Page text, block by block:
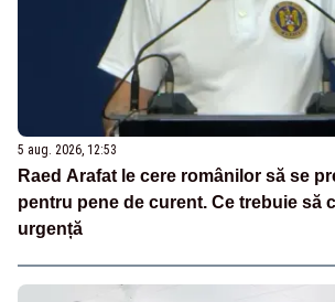
5 aug. 2026, 12:53
Raed Arafat le cere românilor să se
pentru pene de curent. Ce trebuie să
urgență